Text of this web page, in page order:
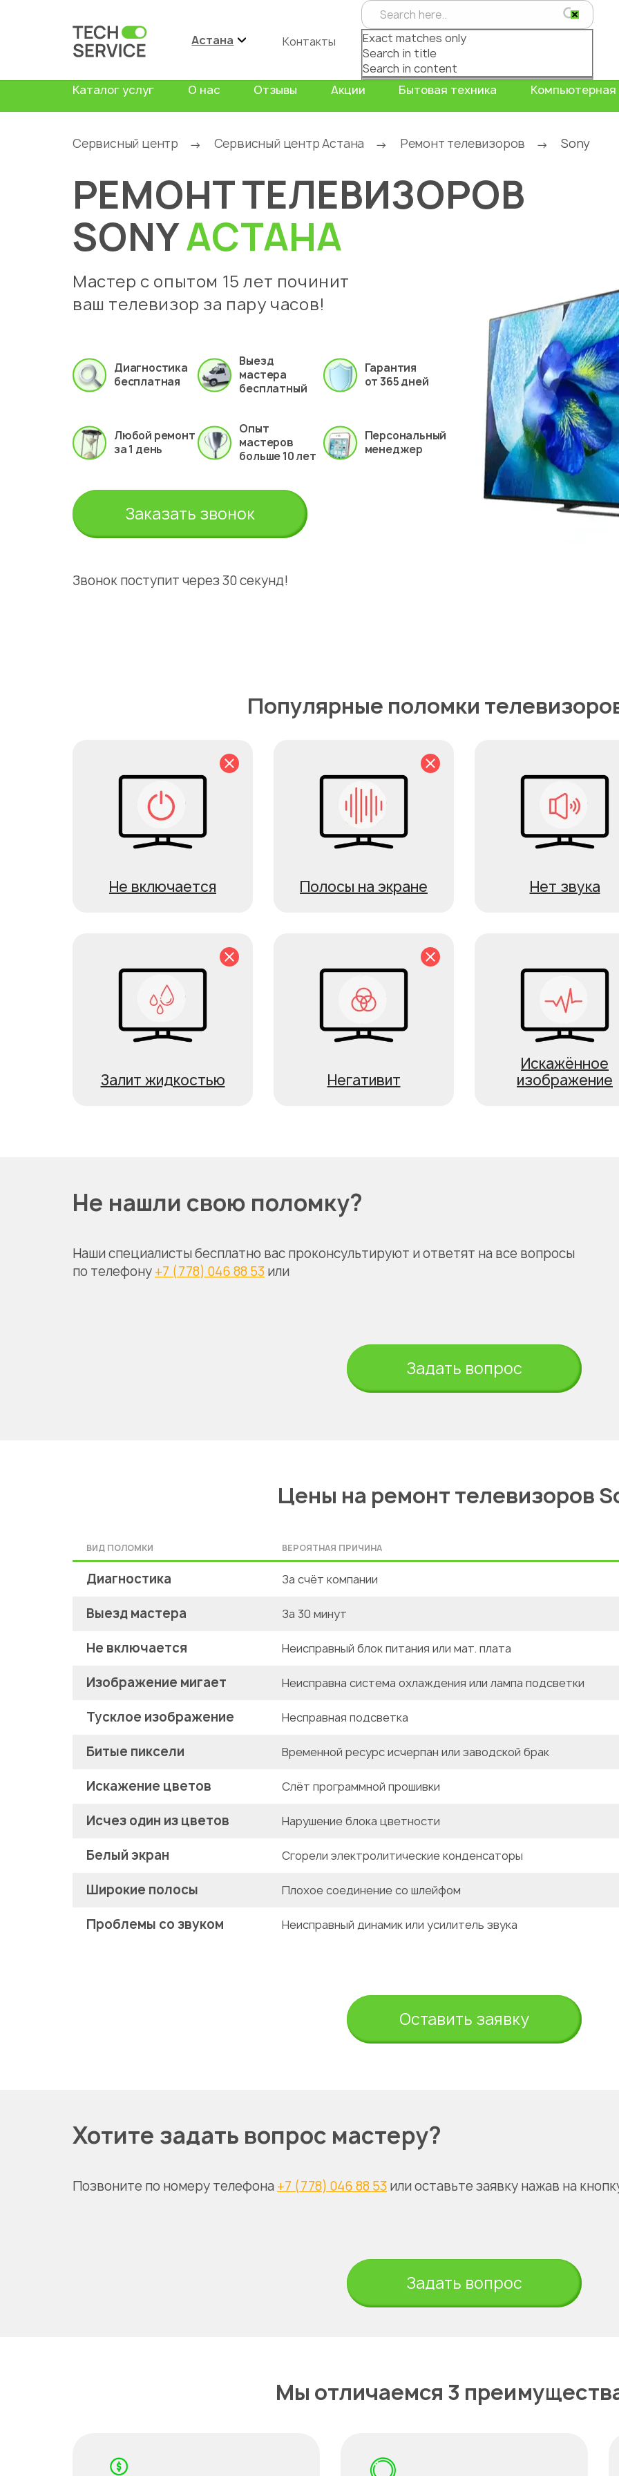
Астана Контакты
Exact matches only
Search in title
Search in content
Каталог услуг
О нас Отзывы Акции Бытовая техника Компьютерная
Сервисный центр → Сервисный центр Астана → Ремонт телевизоров → Sony
РЕМОНТ ТЕЛЕВИЗОРОВ
SONYАСТАНА
Мастер с опытом 15 лет починит
ваш телевизор за пару часов!
Диагностика
бесплатная
Выезд
мастера
бесплатный
Гарантия
от 365 дней
Любой ремонт
за 1 день
Опыт
мастеров
больше 10 лет
Персональный
менеджер
Заказать звонок
Звонок поступит через 30 секунд!
Популярные поломки
Не включается Полосы на экране Нет звука
Залит жидкостью Негативит
Искажённое
изображение
Не нашли свою поломку?
Наши специалисты бесплатно вас проконсультируют и ответят на все вопросы
по телефону +7 (778) 046 88 53 или
Задать вопрос
Цены на ремонт телевизоров
ВИД ПОЛОМКИ ВЕРОЯТНАЯ ПРИЧИНА
Диагностика За счёт компании
Выезд мастера За 30 минут
Не включается Неисправный блок питания или мат. плата
Изображение мигает Неисправна система охлаждения или лампа подсветки
Тусклое изображение Несправная подсветка
Битые пиксели Временной ресурс исчерпан или заводской брак
Искажение цветов Слёт программной прошивки
Исчез один из цветов Нарушение блока цветности
Белый экран Сгорели электролитические конденсаторы
Широкие полосы Плохое соединение со шлейфом
Проблемы со звуком Неисправный динамик или усилитель звука
Оставить заявку
Хотите задать вопрос мастеру?
Позвоните по номеру телефона +7 (778) 046 88 53 или оставьте заявку нажав на
Задать вопрос
Мы отличаемся 3